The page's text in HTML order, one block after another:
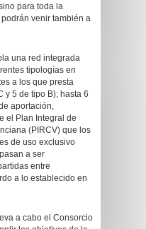
para toda la
venir también a
una red integrada
tipologías en
a los que presta
y 5 de tipo B); hasta 6
aportación,
el Plan Integral de
(PIRCV) que los
de uso exclusivo
a ser
entre
a lo establecido en
a cabo el Consorcio